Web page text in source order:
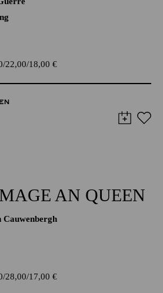
Maddalena Laura Lombardini
von Bayern, Maria Aurora
22,00
AN QUEEN
Cauwenbergh